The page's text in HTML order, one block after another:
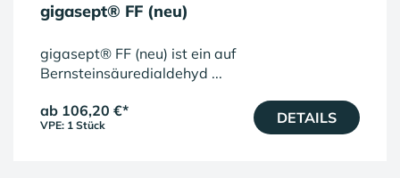
gigasept® FF (neu)
gigasept® FF (neu) ist ein auf
Bernsteinsäuredialdehyd ...
ab 106,20 €*
VPE: 1 Stück DETAILS